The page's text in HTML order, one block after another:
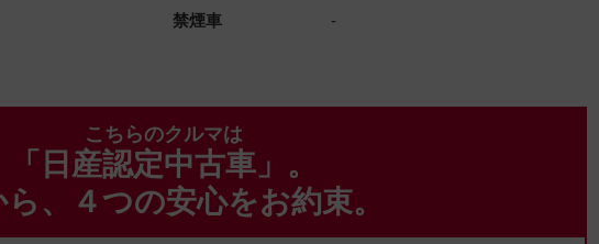
禁煙車 -
こちらのクルマは
「日産認定中古車」。
、４つの安心をお約束。